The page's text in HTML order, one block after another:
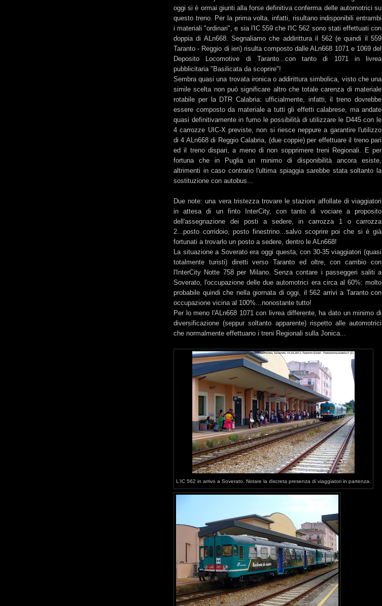
oggi si è ormai giunti alla forse definitiva conferma delle automotrici su
questo treno. Per la prima volta, infatti, risultano indisponibili entrambi
i materiali "ordinari", e sia l'IC 559 che l'IC 562 sono stati effettuati con
doppia di ALn668. Segnaliamo che addirittura il 562 (e quindi il 559
Taranto - Reggio di ieri) risulta composto dalle ALn668 1071 e 1069 del
Deposito Locomotive di Taranto...con tanto di 1071 in livrea
pubblicitaria "Basilicata da scoprire"!
Sembra quasi una trovata ironica o addirittura simbolica, visto che una
simile scelta non può significare altro che totale carenza di materiale
rotabile per la DTR Calabria: ufficialmente, infatti, il treno dovrebbe
essere composto da materiale a tutti gli effetti calabrese, ma andate
quasi definitivamente in fumo le possibilità di utilizzare le D445 con le
4 carrozze UIC-X previste, non si riesce neppure a garantire l'utilizzo
di 4 ALn668 di Reggio Calabria, (due coppie) per effettuare il treno pari
ed il treno dispari, a meno di non sopprimere treni Regionali. E per
fortuna che in Puglia un minimo di disponibilità ancora esiste,
altrimenti in caso contrario l'ultima spiaggia sarebbe stata soltanto la
sostituzione con autobus...
Due note: una vera tristezza trovare le stazioni affollate di viaggiatori
in attesa di un finto InterCity, con tanto di vociare a proposito
dell'assegnazione dei posti a sedere, in carrozza 1 o carrozza
2...posto corridoio, posto finestrino...salvo scoprire poi che si è già
fortunati a trovarlo un posto a sedere, dentro le ALn668!
La situazione a Soverato era oggi questa, con 30-35 viaggiatori (quasi
totalmente turisti) diretti verso Taranto ed oltre, con cambio con
l'InterCity Notte 758 per Milano. Senza contare i passeggeri saliti a
Soverato, l'occupazione delle due automotrici era circa al 60%: molto
probabile quindi che nella giornata di oggi, il 562 arrivi a Taranto con
occupazione vicina al 100%...nonostante tutto!
Per lo meno l'ALn668 1071 con livrea differente, ha dato un minimo di
diversificazione (seppur soltanto apparente) rispetto alle automotrici
che normalmente effettuano i treni Regionali sulla Jonica...
L'IC 562 in arrivo a Soverato. Notare la discreta presenza di viaggiatori in partenza.